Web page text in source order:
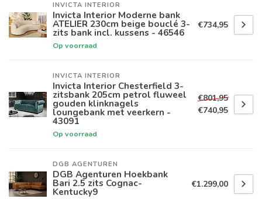
INVICTA INTERIOR
Invicta Interior Moderne bank
ATELIER 230cm beige bouclé 3-
zits bank incl. kussens - 46546
Op voorraad
€734,95
INVICTA INTERIOR
Invicta Interior Chesterfield 3-
zitsbank 205cm petrol fluweel
gouden klinknagels
loungebank met veerkern -
43091
Op voorraad
€801,95
€740,95
DGB AGENTUREN
DGB Agenturen Hoekbank
Bari 2.5 zits Cognac-
Kentucky9
€1.299,00